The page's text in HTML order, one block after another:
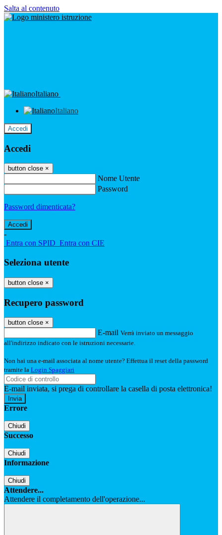
Salta al contenuto
Italiano
Italiano
Accedi
Accedi
button close ×
Nome Utente
Password
Password dimenticata?
-
Entra con SPID Entra con CIE
Seleziona utente
button close ×
Recupero password
button close ×
E-mail Verrà inviato un messaggio
all'indirizzo indicato con le istruzioni necessarie.
Non hai una e-mail associata al nome utente? Effettua il reset della password
tramite la Login Spaggiari
E-mail inviata, si prega di controllare la casella di posta elettronica!
Errore
Chiudi
Successo
Chiudi
Informazione
Chiudi
Attendere...
Attendere il completamento dell'operazione...